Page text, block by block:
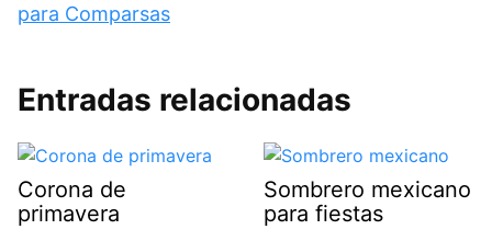
para Comparsas
Entradas relacionadas
Corona de
primavera
Sombrero mexicano
para fiestas